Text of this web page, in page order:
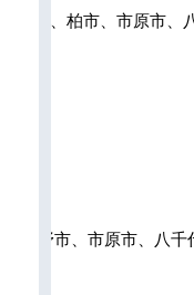
川市、柏市、市原市
年
習志野市、市原市、八